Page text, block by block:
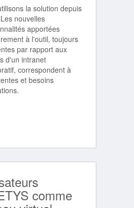
la solution depuis
nouvelles
apportées
à l'outil, toujours
par rapport aux
d'un intranet
correspondent à
et besoins
comme